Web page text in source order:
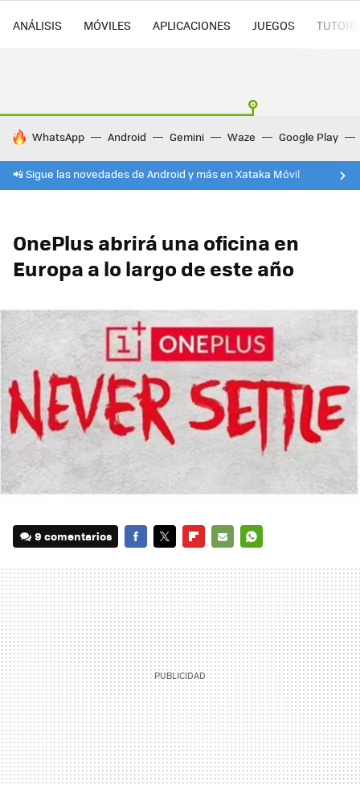
ANÁLISIS MÓVILES APLICACIONES JUEGOS
HOY SE HABLA DE
WhatsApp Android Gemini Waze Google Play
📲 Sigue las novedades de Android y más en Xataka Móvil
OnePlus abrirá una oficina en
Europa a lo largo de este año
9 comentarios
MAIL